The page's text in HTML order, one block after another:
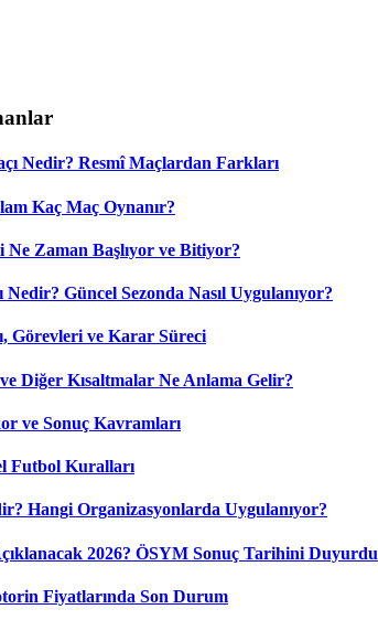
Nedir? Resmî Maçlardan Farkları
Kaç Maç Oynanır?
Zaman Başlıyor ve Bitiyor?
Güncel Sezonda Nasıl Uygulanıyor?
Görevleri ve Karar Süreci
Diğer Kısaltmalar Ne Anlama Gelir?
ve Sonuç Kavramları
Futbol Kuralları
Hangi Organizasyonlarda Uygulanıyor?
2026? ÖSYM Sonuç Tarihini Duyurdu
Fiyatlarında Son Durum